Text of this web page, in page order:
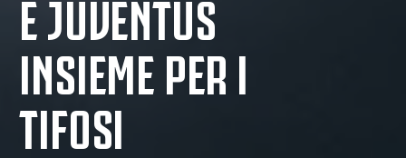
E JUVENTUS
INSIEME PER I
TIFOSI